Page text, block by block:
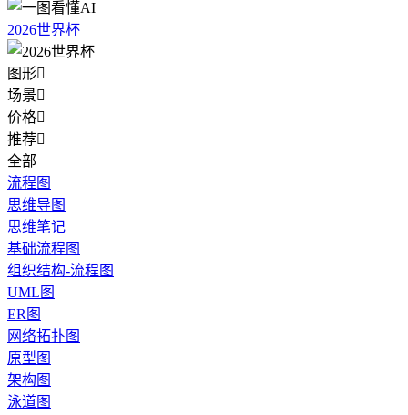
2026世界杯
图形
场景
价格
推荐
全部
流程图
思维导图
思维笔记
基础流程图
组织结构-流程图
UML图
ER图
网络拓扑图
原型图
架构图
泳道图